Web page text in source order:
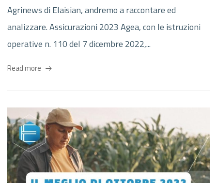
Agrinews di Elaisian, andremo a raccontare ed
analizzare. Assicurazioni 2023 Agea, con le istruzioni
operative n. 110 del 7 dicembre 2022,...
Read more